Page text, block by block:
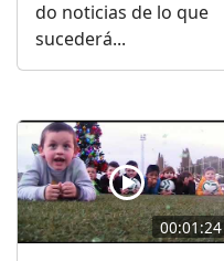
do noticias de lo que
sucederá...
00:01:24